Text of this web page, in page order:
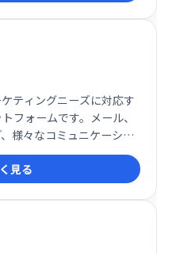
ティングニーズに対応す
フォームです。メール、
様々なコミュニケーショ
ティングキャンペーンを
ザーフレンドリーなイン
簡単に利用可能。顧客エ
ネス成長を促進します。
果測定も容易です。
見る